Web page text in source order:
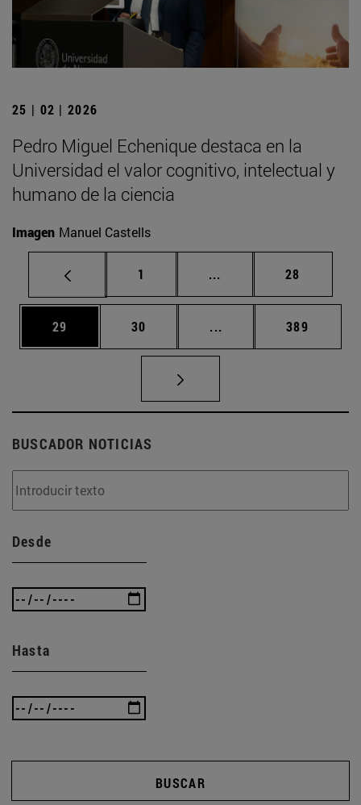
25 | 02 | 2026
Pedro Miguel Echenique destaca en la
Universidad el valor cognitivo, intelectual y
humano de la ciencia
Imagen Manuel Castells
Página
1 ... Páginas intermedias
Página
28
Página
29 Página
30 ... Páginas intermedias
Página
389
BUSCADOR NOTICIAS
Desde
Hasta
BUSCAR